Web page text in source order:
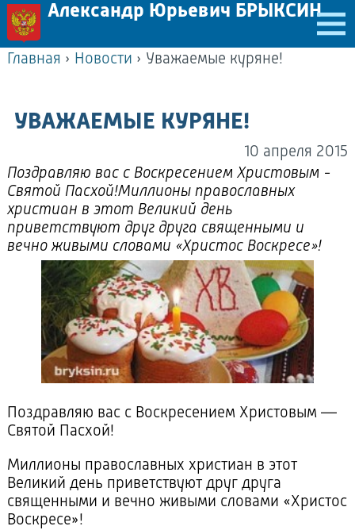
Александр Юрьевич БРЫКСИН
Главная › Новости › Уважаемые куряне!
УВАЖАЕМЫЕ КУРЯНЕ!
10 апреля 2015
Поздравляю вас с Воскресением Христовым -
Святой Пасхой!Миллионы православных
христиан в этот Великий день
приветствуют друг друга священными и
вечно живыми словами «Христос Воскресе»!
Поздравляю вас с Воскресением Христовым —
Святой Пасхой!
Миллионы православных христиан в этот
Великий день приветствуют друг друга
священными и вечно живыми словами «Христос
Воскресе»!